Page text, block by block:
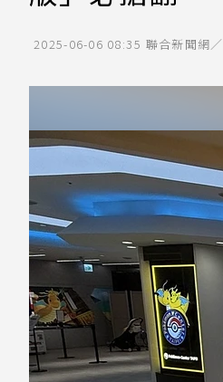
2025-06-06 08:35 聯合新聞網／